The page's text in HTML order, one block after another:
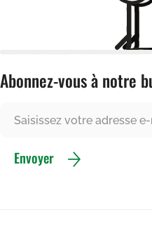
Abonnez-vous à notre
Envoyer